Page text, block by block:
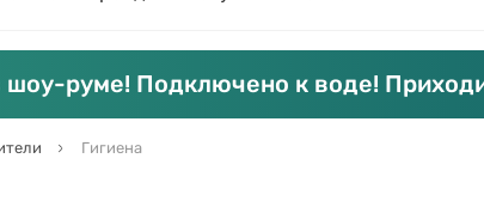
шоу-руме! Подключено к воде!
Гигиена